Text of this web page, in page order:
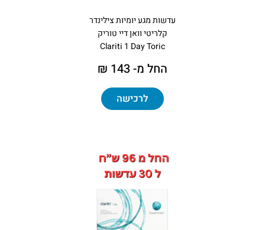
עדשות מגע יומיות צילינדר
קלריטי וואן דיי טוריק
Clariti 1 Day Toric
החל מ- 143 ₪
לרכישה